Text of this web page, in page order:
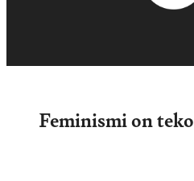
Feminismi on teko